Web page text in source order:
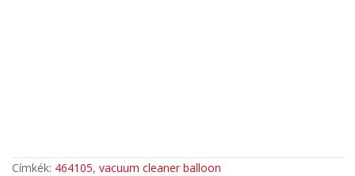
Címkék: 464105, vacuum cleaner balloon